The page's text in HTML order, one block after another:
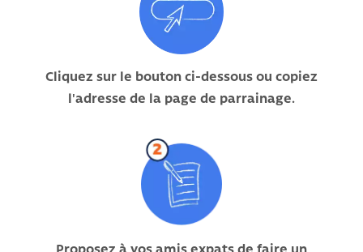
Cliquez sur le bouton ci-dessous ou copiez
l'adresse de la page de parrainage.